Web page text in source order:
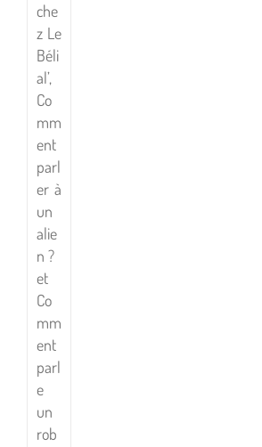
che
z Le
Béli
al’,
Co
mm
ent
parl
er à
un
alie
n ?
et
Co
mm
ent
parl
e
un
rob